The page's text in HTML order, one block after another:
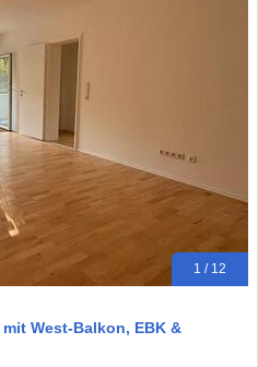
1 / 12
West-Balkon, EBK &